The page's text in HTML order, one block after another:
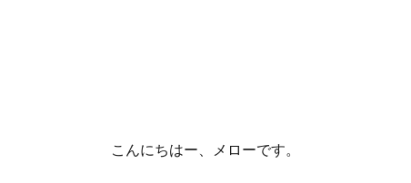
こんにちはー、メローです。